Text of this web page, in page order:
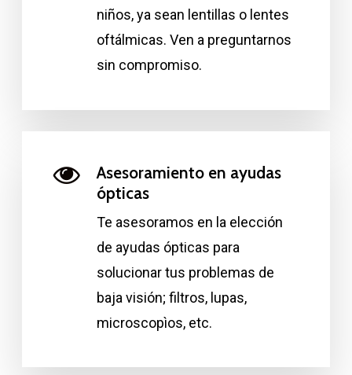
niños, ya sean lentillas o lentes
oftálmicas. Ven a preguntarnos
sin compromiso.
Asesoramiento en ayudas
ópticas
Te asesoramos en la elección
de ayudas ópticas para
solucionar tus problemas de
baja visión; filtros, lupas,
microscopìos, etc.